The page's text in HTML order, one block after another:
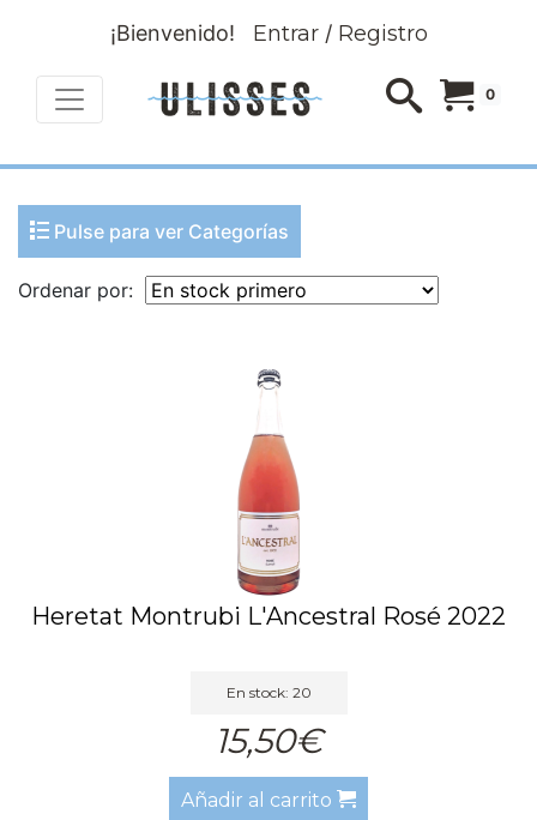
¡Bienvenido! Entrar/ Registro
0
Pulse para ver Categorías
Ordenar por:
Heretat Montrubi L'Ancestral Rosé 2022
En stock: 20
15,50€
Añadir al carrito